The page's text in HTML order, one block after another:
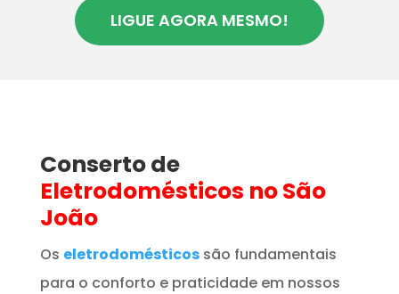
LIGUE AGORA MESMO!
Conserto de
Eletrodomésticos no São
João
Os eletrodomésticos são fundamentais
para o conforto e praticidade em nossos